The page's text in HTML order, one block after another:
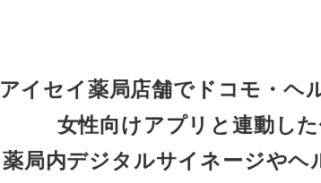
アイセイ薬局店舗でドコモ・ヘ
女性向けアプリと連動し
薬局内デジタルサイネージや